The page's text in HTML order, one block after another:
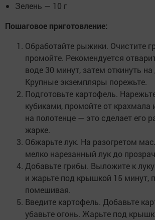
Зелень — 10 г
Пошаговое приготовление:
Обработайте рыжики. Очистите
промойте. Рекомендуется
воде 30 минут, затем откинуть
Крупные экземпляры порежьте.
Подготовьте картофель.
кубиками, промойте от крахмала
на полотенце — это сделает его
жарке.
Обжарьте лук. На разогретом
мелко нарезанный лук до
Добавьте грибы. Выложите к
и жарьте под крышкой 15 минут,
помешивая.
Введите картофель. Добавьте
убавьте огонь. Жарьте под